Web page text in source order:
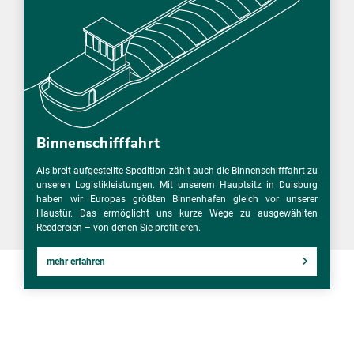
Binnenschifffahrt
Als breit aufgestellte Spedition zählt auch die Binnenschifffahrt zu
unseren Logistikleistungen. Mit unserem Hauptsitz in Duisburg
haben wir Europas größten Binnenhafen gleich vor unserer
Haustür. Das ermöglicht uns kurze Wege zu ausgewählten
Reedereien – von denen Sie profitieren.
mehr erfahren